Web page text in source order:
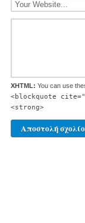
XHTML: You can use
<blockquote
<strong>